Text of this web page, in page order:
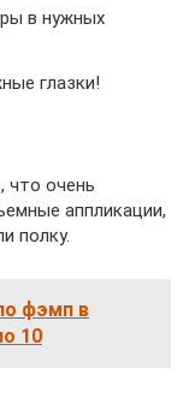
в нужных
глазки!
что очень
аппликации,
полку.
фэмп в
10